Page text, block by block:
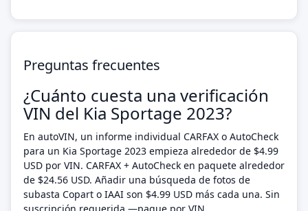
Preguntas frecuentes
¿Cuánto cuesta una verificación
VIN del Kia Sportage 2023?
En autoVIN, un informe individual CARFAX o AutoCheck
para un Kia Sportage 2023 empieza alrededor de $4.99
USD por VIN. CARFAX + AutoCheck en paquete alrededor
de $24.56 USD. Añadir una búsqueda de fotos de
subasta Copart o IAAI son $4.99 USD más cada una. Sin